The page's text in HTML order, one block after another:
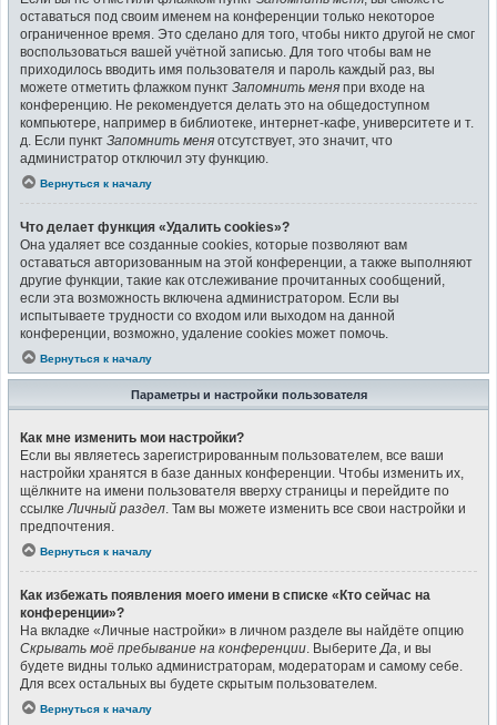
оставаться под своим именем на конференции только некоторое
ограниченное время. Это сделано для того, чтобы никто другой не смог
воспользоваться вашей учётной записью. Для того чтобы вам не
приходилось вводить имя пользователя и пароль каждый раз, вы
можете отметить флажком пункт Запомнить меня при входе на
конференцию. Не рекомендуется делать это на общедоступном
компьютере, например в библиотеке, интернет-кафе, университете и т.
д. Если пункт Запомнить меня отсутствует, это значит, что
администратор отключил эту функцию.
Вернуться к началу
Что делает функция «Удалить cookies»?
Она удаляет все созданные cookies, которые позволяют вам
оставаться авторизованным на этой конференции, а также выполняют
другие функции, такие как отслеживание прочитанных сообщений,
если эта возможность включена администратором. Если вы
испытываете трудности со входом или выходом на данной
конференции, возможно, удаление cookies может помочь.
Вернуться к началу
Параметры и настройки пользователя
Как мне изменить мои настройки?
Если вы являетесь зарегистрированным пользователем, все ваши
настройки хранятся в базе данных конференции. Чтобы изменить их,
щёлкните на имени пользователя вверху страницы и перейдите по
ссылкеЛичный раздел. Там вы можете изменить все свои настройки и
предпочтения.
Вернуться к началу
Как избежать появления моего имени в списке «Кто сейчас на
конференции»?
На вкладке «Личные настройки» в личном разделе вы найдёте опцию
Скрывать моё пребывание на конференции. ВыберитеДа, и вы
будете видны только администраторам, модераторам и самому себе.
Для всех остальных вы будете скрытым пользователем.
Вернуться к началу